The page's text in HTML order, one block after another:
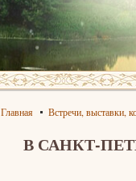
Главная Встречи, выставки,
В САНКТ-